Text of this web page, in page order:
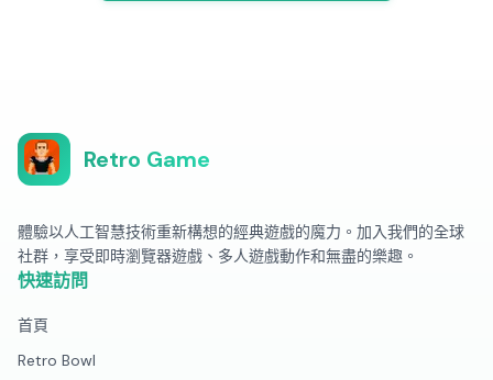
Retro Game
體驗以人工智慧技術重新構想的經典遊戲的魔力。加入我們的全球
社群，享受即時瀏覽器遊戲、多人遊戲動作和無盡的樂趣。
快速訪問
首頁
Retro Bowl